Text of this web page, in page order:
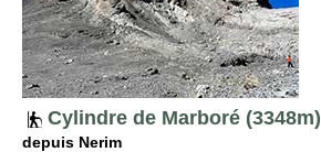
Cylindre de Marboré (3348m)
depuis Nerim